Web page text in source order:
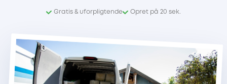
Gratis & uforpligtende Opret på 20 sek.